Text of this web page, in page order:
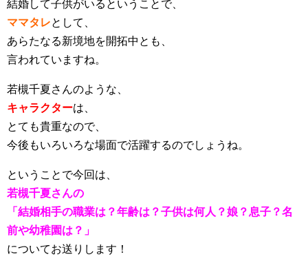
結婚して子供がいるということで、
ママタレとして、
あらたなる新境地を開拓中とも、
言われていますね。
若槻千夏さんのような、
キャラクターは、
とても貴重なので、
今後もいろいろな場面で活躍するのでしょうね。
ということで今回は、
若槻千夏さんの
「結婚相手の職業は？年齢は？子供は何人？娘？息子？名
前や幼稚園は？」
についてお送りします！